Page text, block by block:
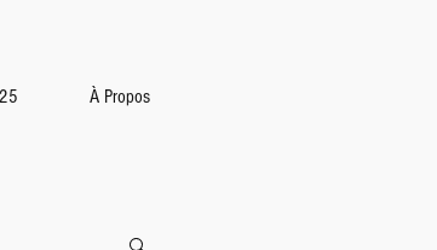
À Propos